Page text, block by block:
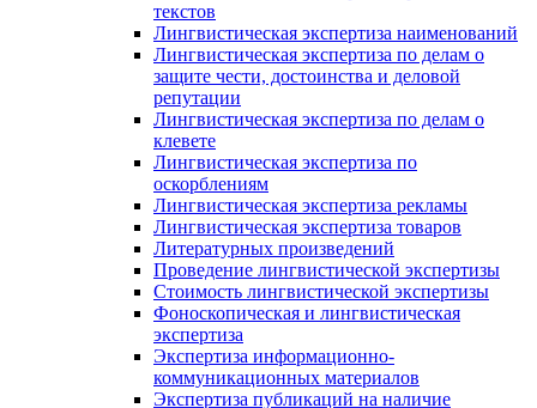
текстов
Лингвистическая экспертиза наименований
Лингвистическая экспертиза по делам о
защите чести, достоинства и деловой
репутации
Лингвистическая экспертиза по делам о
клевете
Лингвистическая экспертиза по
оскорблениям
Лингвистическая экспертиза рекламы
Лингвистическая экспертиза товаров
Литературных произведений
Проведение лингвистической экспертизы
Стоимость лингвистической экспертизы
Фоноскопическая и лингвистическая
экспертиза
Экспертиза информационно-
коммуникационных материалов
Экспертиза публикаций на наличие